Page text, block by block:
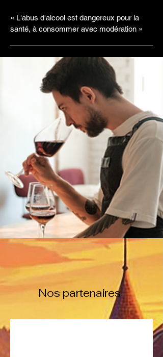
« L'abus d'alcool est dangereux pour la
santé, à consommer avec modération »
Nos partenaires